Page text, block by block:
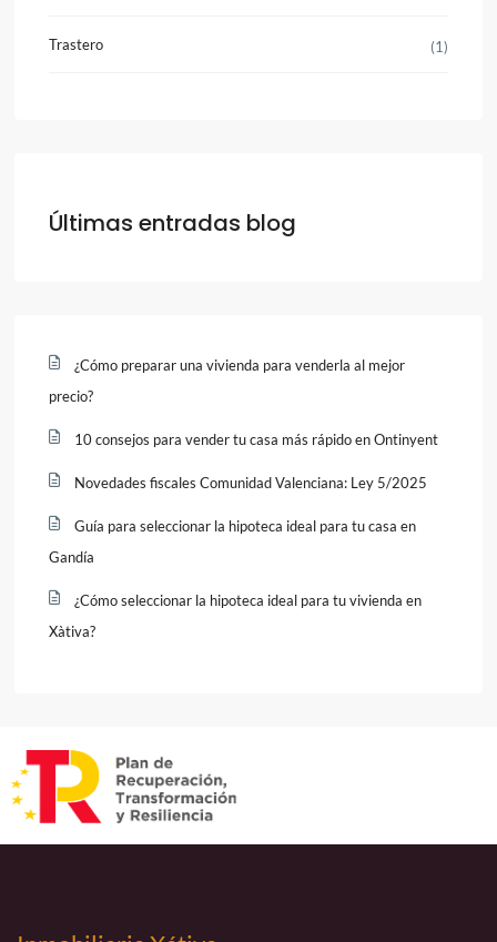
Trastero (1)
Últimas entradas blog
¿Cómo preparar una vivienda para venderla al mejor
precio?
10 consejos para vender tu casa más rápido en Ontinyent
Novedades fiscales Comunidad Valenciana: Ley 5/2025
Guía para seleccionar la hipoteca ideal para tu casa en
Gandía
¿Cómo seleccionar la hipoteca ideal para tu vivienda en
Xàtiva?